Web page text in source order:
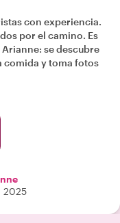
con experiencia.
por el camino. Es
se descubre
comida y toma fotos
2025